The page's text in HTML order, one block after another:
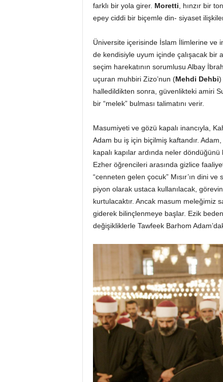
farklı bir yola girer. Moretti , hınzır bir
epey ciddi bir biçemle din- siyaset
Üniversite içerisinde İslam İlimlerine ve
de kendisiyle uyum içinde çalışacak bir
seçim harekatının sorumlusu Albay
uçuran muhbiri Zizo’nun (Mehdi Dehbi)
halledildikten sonra, güvenlikteki amiri
bir “melek” bulması talimatını verir.
Masumiyeti ve gözü kapalı inancıyla,
Adam bu iş için biçilmiş kaftandır.
kapalı kapılar ardında neler
Ezher öğrencileri arasında gizlice
“cenneten gelen çocuk” Mısır’ın dini
piyon olarak ustaca kullanılacak,
kurtulacaktır. Ancak masum meleğimiz
giderek bilinçlenmeye başlar. Ezik
değişikliklerle Tawfeek Barhom